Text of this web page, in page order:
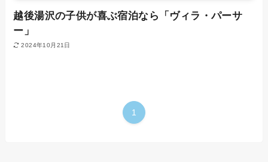
越後湯沢の子供が喜ぶ宿泊なら「ヴィラ・パーサ
ー」
2024年10月21日
1